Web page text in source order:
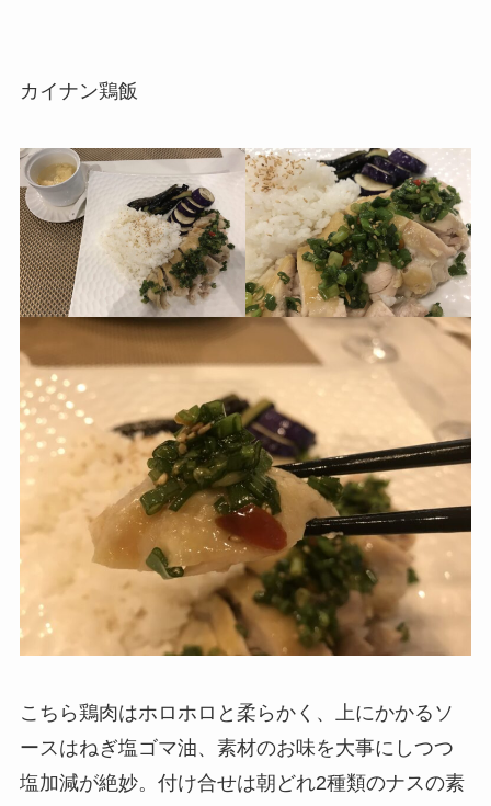
カイナン鶏飯
こちら鶏肉はホロホロと柔らかく、上にかかるソ
ースはねぎ塩ゴマ油、素材のお味を大事にしつつ
塩加減が絶妙。付け合せは朝どれ2種類のナスの素